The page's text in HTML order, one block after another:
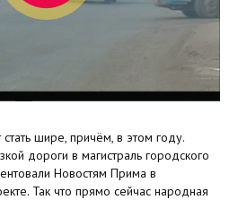
шире, причём, в этом году.
дороги в магистраль городского
Новостям Прима в
Так что прямо сейчас народная